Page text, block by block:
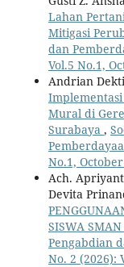
Lahan
Mitigasi
dan
Vol.5 No.1,
Andrian
Mural di
Surabaya ,
No.1,
Ach.
Devita
SISWA
Pengabdian
No. 2 (2026):